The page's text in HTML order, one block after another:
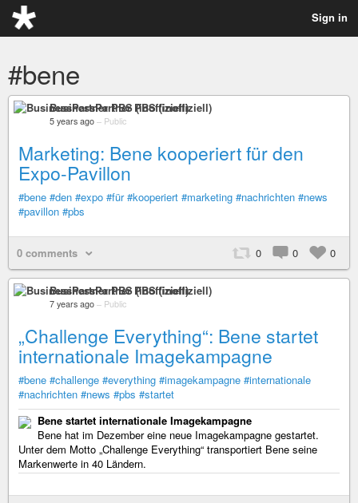
Sign in
#bene
BusinessPartner PBS (inoffiziell)
5 years ago – Public
Marketing: Bene kooperiert für den
Expo-Pavillon
#bene #den #expo #für #kooperiert #marketing #nachrichten #news
#pavillon #pbs
0 comments 0 0 0
BusinessPartner PBS (inoffiziell)
7 years ago – Public
„Challenge Everything“: Bene startet
internationale Imagekampagne
#bene #challenge #everything #imagekampagne #internationale
#nachrichten #news #pbs #startet
Bene startet internationale Imagekampagne
Bene hat im Dezember eine neue Imagekampagne gestartet.
Unter dem Motto „Challenge Everything“ transportiert Bene seine
Markenwerte in 40 Ländern.